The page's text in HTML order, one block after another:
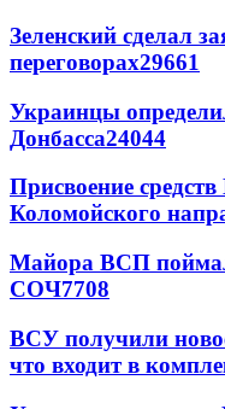
Зеленский сделал
переговорах29661
Украинцы
Донбасса24044
Присвоение
Коломойского
Майора ВСП
СОЧ7708
ВСУ получили
что входит в